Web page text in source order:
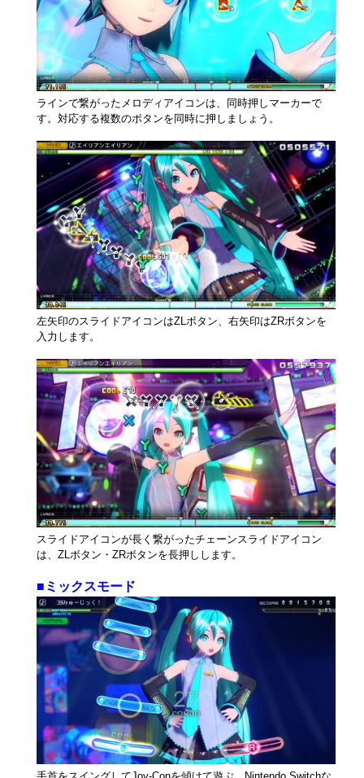
ラインで繋がったメロディアイコンは、同時押しマーカーで
す。対応する複数のボタンを同時に押しましょう。
左矢印のスライドアイコンはZLボタン、右矢印はZRボタンを
入力します。
スライドアイコンが長く繋がったチェーンスライドアイコン
は、ZLボタン・ZRボタンを長押しします。
■ミックスモード